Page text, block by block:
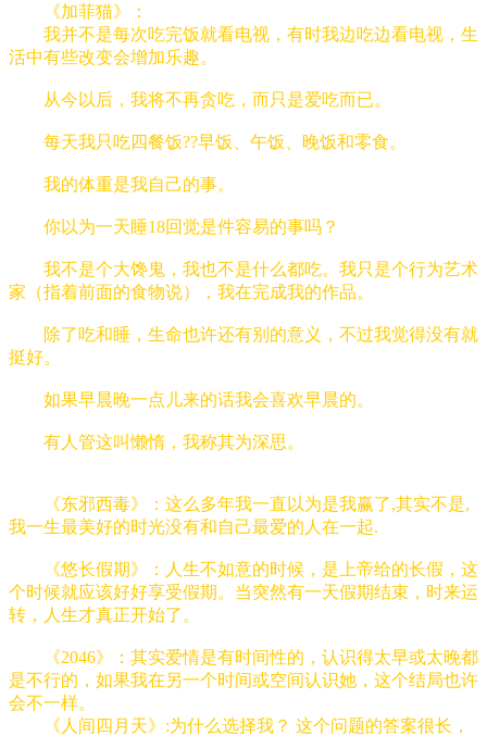
《加菲猫》：
我并不是每次吃完饭就看电视，有时我边吃边看电视，生
活中有些改变会增加乐趣。
从今以后，我将不再贪吃，而只是爱吃而已。
每天我只吃四餐饭??早饭、午饭、晚饭和零食。
我的体重是我自己的事。
你以为一天睡18回觉是件容易的事吗？
我不是个大馋鬼，我也不是什么都吃。我只是个行为艺术
家（指着前面的食物说），我在完成我的作品。
除了吃和睡，生命也许还有别的意义，不过我觉得没有就
挺好。
如果早晨晚一点儿来的话我会喜欢早晨的。
有人管这叫懒惰，我称其为深思。
《东邪西毒》：这么多年我一直以为是我赢了,其实不是,
我一生最美好的时光没有和自己最爱的人在一起.
《悠长假期》：人生不如意的时候，是上帝给的长假，这
个时候就应该好好享受假期。当突然有一天假期结束，时来运
转，人生才真正开始了。
《2046》：其实爱情是有时间性的，认识得太早或太晚都
是不行的，如果我在另一个时间或空间认识她，这个结局也许
会不一样。
《人间四月天》:为什么选择我？ 这个问题的答案很长，